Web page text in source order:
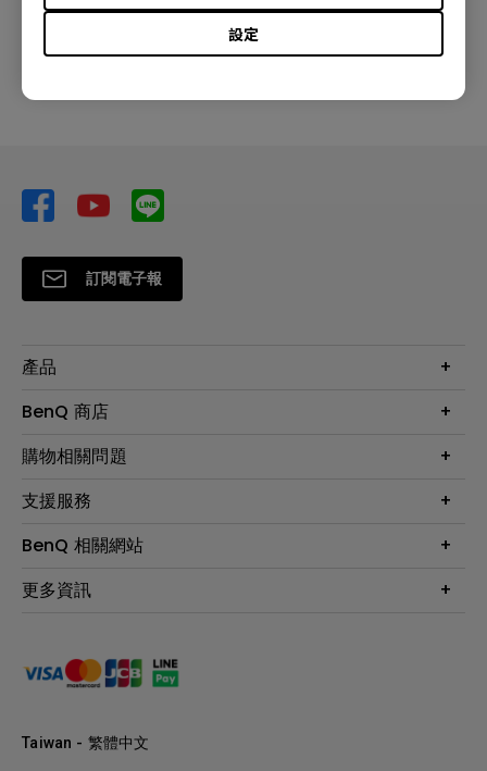
設定
訂閱電子報
產品
大型液晶
投影機
智慧照明
專業拍物視訊鏡頭
BenQ 商店
最新產品與活動
尋找銷售據點
會員綁定LINE教學
購物相關問題
第一次購物就上手
延長保固購買
贈品兌換網站首頁
支援服務
服務公告
保固條例
手冊與軟體下載
產品常見問題
BenQ 相關網站
專業商用解決方案
BenQ 大娛樂家
更多資訊
永續發展
產品碳足跡報告
明基基金會
Taiwan - 繁體中文